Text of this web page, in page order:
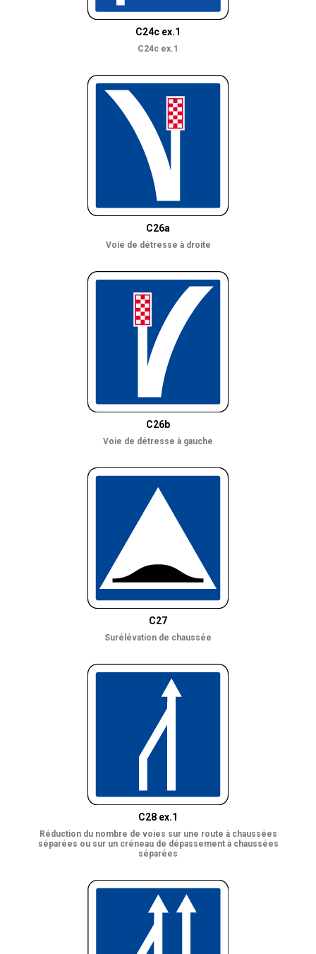
C24c ex.1
C24c ex.1
C26a
Voie de détresse à droite
C26b
Voie de détresse à gauche
C27
Surélévation de chaussée
C28 ex.1
Réduction du nombre de voies sur une route à chaussées
séparées ou sur un créneau de dépassement à chaussées
séparées